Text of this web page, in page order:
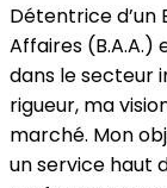
Détentrice
Affaires (B.A.A.)
dans le secteur
rigueur, ma
marché. Mon
un service haut